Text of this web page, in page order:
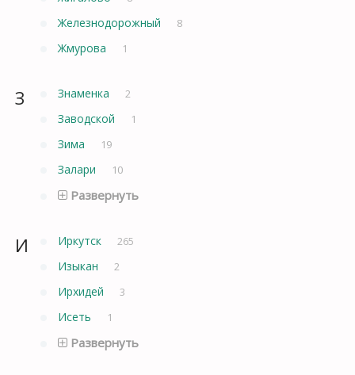
Железнодорожный 8
Жмурова 1
З Знаменка 2
Заводской 1
Зима 19
Залари 10
Развернуть
И Иркутск 265
Изыкан 2
Ирхидей 3
Исеть 1
Развернуть